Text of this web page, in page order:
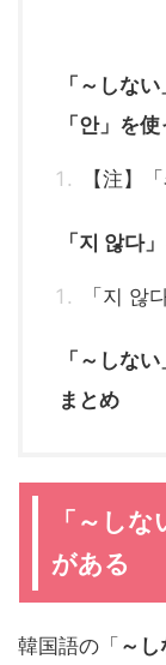
「～しな
「안」を
【注】
「지 않다
「지 않
「～しな
まとめ
「～し
がある
韓国語の「 ～